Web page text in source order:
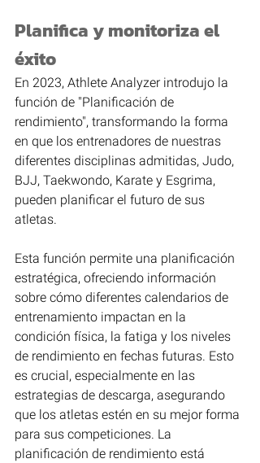
Planifica y monitoriza el
éxito
En 2023, Athlete Analyzer introdujo la
función de "Planificación de
rendimiento", transformando la forma
en que los entrenadores de nuestras
diferentes disciplinas admitidas, Judo,
BJJ, Taekwondo, Karate y Esgrima,
pueden planificar el futuro de sus
atletas.
Esta función permite una planificación
estratégica, ofreciendo información
sobre cómo diferentes calendarios de
entrenamiento impactan en la
condición física, la fatiga y los niveles
de rendimiento en fechas futuras. Esto
es crucial, especialmente en las
estrategias de descarga, asegurando
que los atletas estén en su mejor forma
para sus competiciones. La
planificación de rendimiento está